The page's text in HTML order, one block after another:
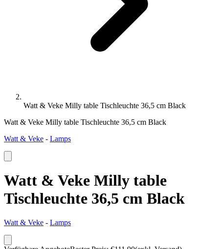
Watt & Veke Milly table Tischleuchte 36,5 cm Black
Watt & Veke Milly table Tischleuchte 36,5 cm Black
Watt & Veke - Lamps
Watt & Veke Milly table
Tischleuchte 36,5 cm Black
Watt & Veke - Lamps